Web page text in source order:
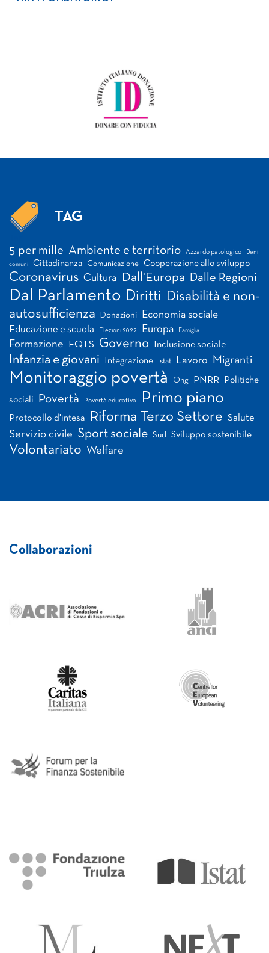
TAG
5 per mille Ambiente e territorio Azzardo patologico Beni
comuni Cittadinanza Comunicazione Cooperazione allo sviluppo
Coronavirus Cultura Dall'Europa Dalle Regioni
Dal Parlamento Diritti Disabilità e non-
autosufficienza
Donazioni Economia sociale
Educazione e scuola Elezioni 2022 Europa Famiglia
Formazione FQTS Governo Inclusione sociale
Infanzia e giovani Integrazione Istat Lavoro Migranti
Monitoraggio povertà Ong PNRR Politiche
sociali Povertà Povertà educativa Primo piano
Protocollo d'intesa Riforma Terzo Settore Salute
Servizio civile Sport sociale Sud Sviluppo sostenibile
Volontariato Welfare
Collaborazioni